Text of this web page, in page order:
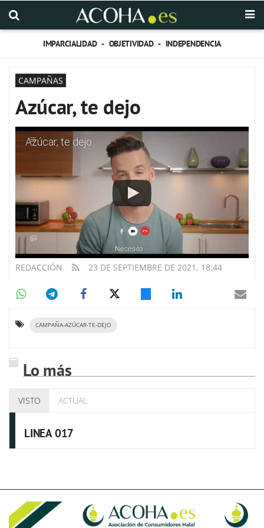
IMPARCIALIDAD - OBJETIVIDAD - INDEPENDENCIA
CAMPAÑAS
Azúcar, te dejo
Azúcar, te dejo
23 DE SEPTIEMBRE DE 2021, 18:44
REDACCIÓN
CAMPAÑA-AZÚCAR-TE-DEJO
Lo más
VISTO ACTUAL
LINEA 017